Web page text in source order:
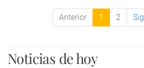
Anterior 1 2
Noticias de hoy